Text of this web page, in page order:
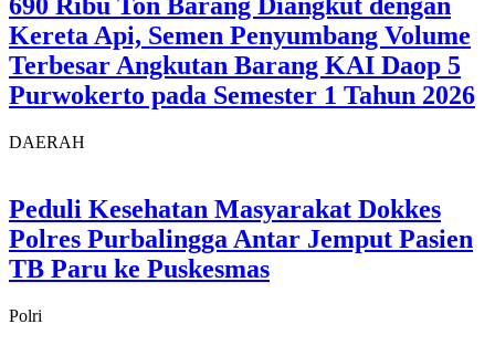
Kereta Api, Semen Penyumbang Volume
Terbesar Angkutan Barang KAI Daop 5
Purwokerto pada Semester 1 Tahun 2026
DAERAH
Peduli Kesehatan Masyarakat Dokkes
Polres Purbalingga Antar Jemput Pasien
TB Paru ke Puskesmas
Polri